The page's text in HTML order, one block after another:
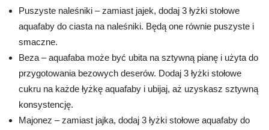
Puszyste naleśniki – zamiast jajek, dodaj 3 łyżki stołowe
aquafaby do ciasta na naleśniki. Będą one równie puszyste i
smaczne.
Beza – aquafaba może być ubita na sztywną pianę i użyta do
przygotowania bezowych deserów. Dodaj 3 łyżki stołowe
cukru na każde łyżkę aquafaby i ubijaj, aż uzyskasz sztywną
konsystencję.
Majonez – zamiast jajka, dodaj 3 łyżki stołowe aquafaby do